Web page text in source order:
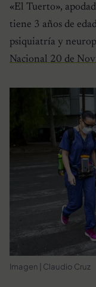
«El Tuerto»,
tiene 3 años de
psiquiatría y
Nacional 20 de
Imagen | Claudio Cruz